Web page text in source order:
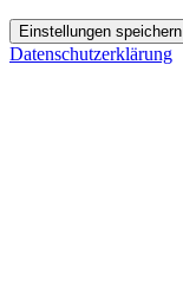
Einstellungen speichern
Datenschutzerklärung